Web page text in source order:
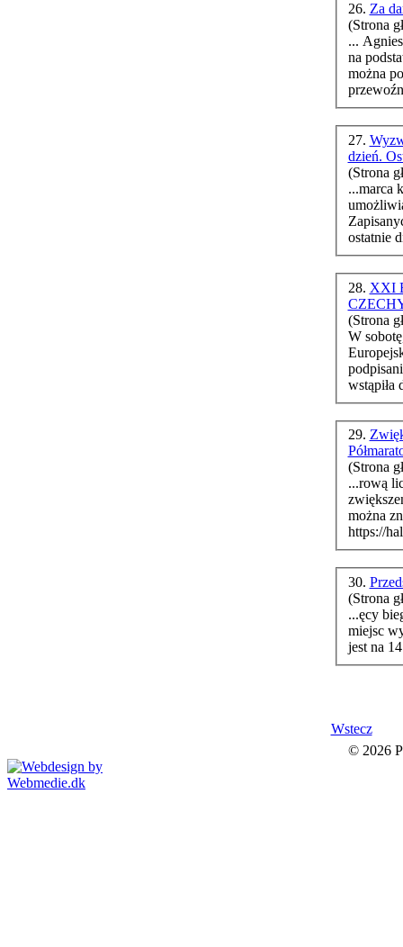
26. Za
(Strona
... Agnieszka
na
można
27.
dzień.
(Strona
...marca
ostatnie
28. XXI
(Strona
W
wstąpiła
29.
(Strona
...rową
można
https://
30.
(Strona
...ęcy
miejsc
jest na
Wstecz
© 2026